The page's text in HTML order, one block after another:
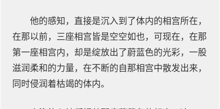
他的感知，直接是沉入到了体内的相宫所在，
在那以前，三座相宫皆是空空如也，可现在，在那
第一座相宫内，却是绽放出了蔚蓝色的光彩，一股
滋润柔和的力量，在不断的自那相宫中散发出来，
同时侵润着枯竭的体内。